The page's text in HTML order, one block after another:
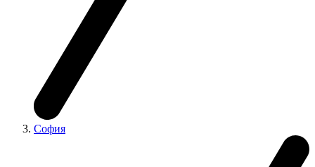
София